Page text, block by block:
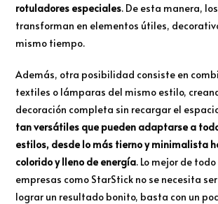
rotuladores especiales. De esta manera,
transforman en elementos útiles,
mismo tiempo.
Además, otra posibilidad consiste en
textiles o lámparas del mismo estilo,
decoración completa sin recargar el
tan versátiles que pueden adaptarse a
estilos, desde lo más tierno y minimalista
colorido y lleno de energía. Lo mejor de
empresas como StarStick no se necesita
lograr un resultado bonito, basta con un